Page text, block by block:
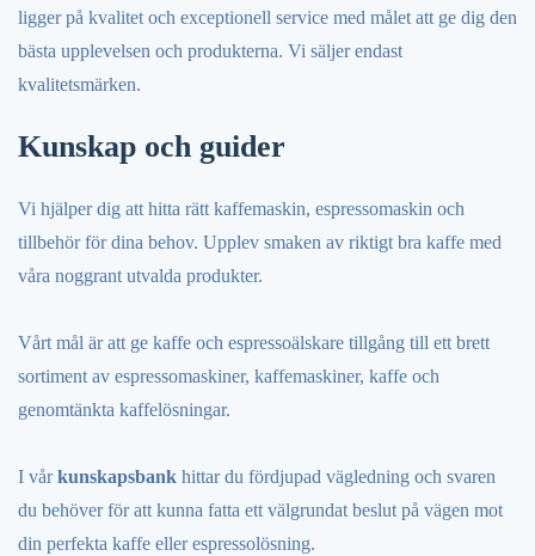
ligger på kvalitet och exceptionell service med målet att ge dig den
bästa upplevelsen och produkterna. Vi säljer endast
kvalitetsmärken.
Kunskap och guider
Vi hjälper dig att hitta rätt kaffemaskin, espressomaskin och
tillbehör för dina behov. Upplev smaken av riktigt bra kaffe med
våra noggrant utvalda produkter.
Vårt mål är att ge kaffe och espressoälskare tillgång till ett brett
sortiment av espressomaskiner, kaffemaskiner, kaffe och
genomtänkta kaffelösningar.
I vårkunskapsbank hittar du fördjupad vägledning och svaren
du behöver för att kunna fatta ett välgrundat beslut på vägen mot
din perfekta kaffe eller espressolösning.